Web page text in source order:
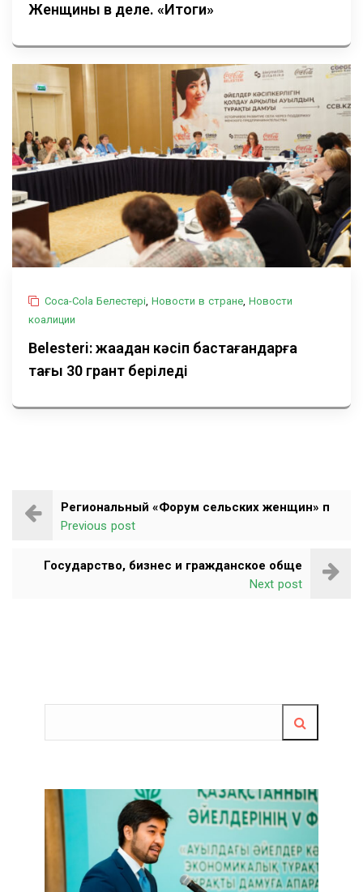
Женщины в деле. «Итоги»
Coca-Cola Белестері, Новости в стране, Новости
коалиции
Belesteri: жаңадан кәсіп бастағандарға
тағы 30 грант беріледі
Региональный «Форум сельских женщин» п
Previous post
Государство, бизнес и гражданское обще
Next post